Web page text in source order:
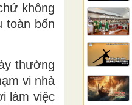
không
toàn bổn
thường
vi nhà
làm việc